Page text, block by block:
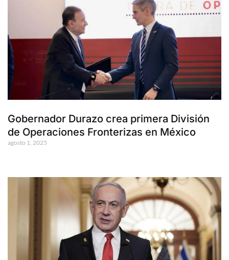
Gobernador Durazo crea primera División
de Operaciones Fronterizas en México
agosto 1, 2025